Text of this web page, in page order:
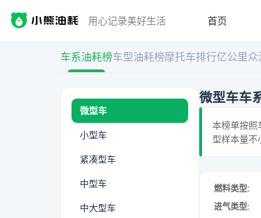
用心记录美好生活 首页
车系油耗榜车型油耗榜摩托车排行亿公里众
微型车
小型车
紧凑型车
中型车
中大型车
微型车车
本榜单按照
型样本量不
燃料类型:
进气类型: